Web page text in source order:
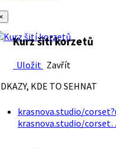
Kurz šití korzetů
Uložit Zavřít
KDE TO SEHNAT
krasnova.studio/
krasnova.studio/